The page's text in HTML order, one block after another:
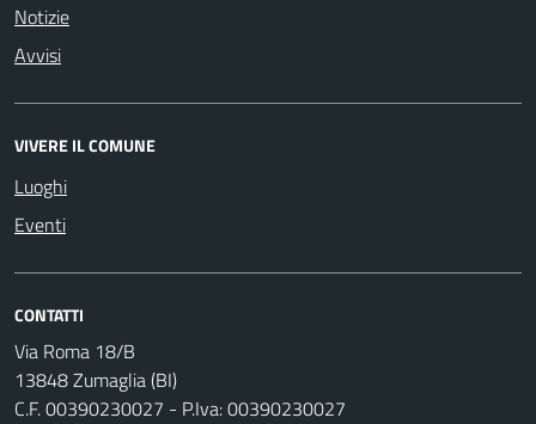
Notizie
Avvisi
VIVERE IL COMUNE
Luoghi
Eventi
CONTATTI
Via Roma 18/B
13848 Zumaglia (BI)
C.F. 00390230027 - P.Iva: 00390230027